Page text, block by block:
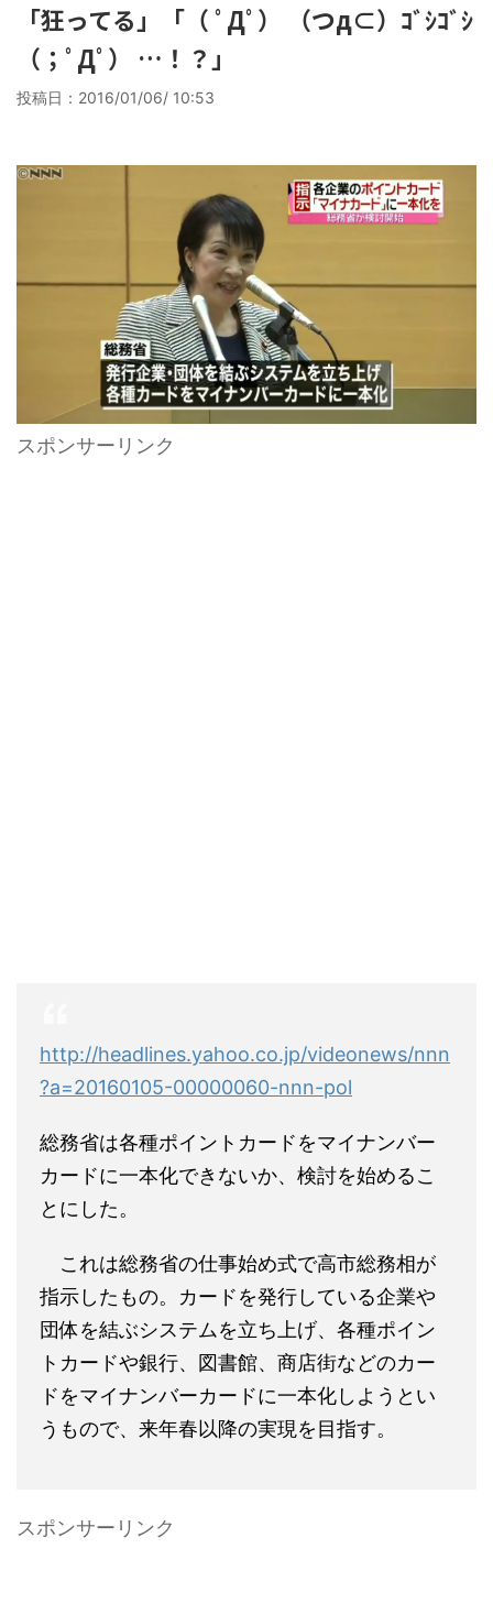
「狂ってる」「（ ﾟДﾟ） （つд⊂）ｺﾞｼｺﾞｼ
（；ﾟДﾟ） …！？」
投稿日： 2016/01/06/ 10:53
スポンサーリンク
http://headlines.yahoo.co.jp/videonews/nnn
?a=20160105-00000060-nnn-pol
総務省は各種ポイントカードをマイナンバー
カードに一本化できないか、検討を始めるこ
とにした。
これは総務省の仕事始め式で高市総務相が
指示したもの。カードを発行している企業や
団体を結ぶシステムを立ち上げ、各種ポイン
トカードや銀行、図書館、商店街などのカー
ドをマイナンバーカードに一本化しようとい
うもので、来年春以降の実現を目指す。
スポンサーリンク